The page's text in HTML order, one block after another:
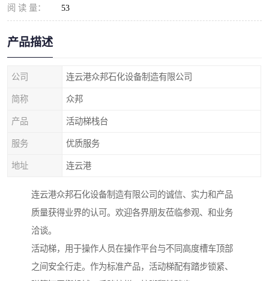
阅 读 量： 53
产品描述
公司 连云港众邦石化设备制造有限公司
简称 众邦
产品 活动梯栈台
服务 优质服务
地址 连云港
连云港众邦石化设备制造有限公司的诚信、实力和产品
质量获得业界的认可。欢迎各界朋友莅临参观、和业务
洽谈。
活动梯，用于操作人员在操作平台与不同高度槽车顶部
之间安全行走。作为标准产品，活动梯配有踏步锁紧、